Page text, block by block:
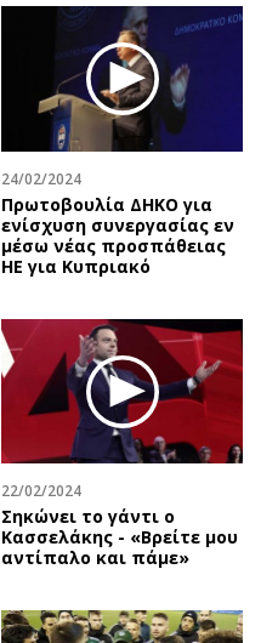
24/02/2024
Πρωτοβουλία ΔΗΚΟ για
ενίσχυση συνεργασίας εν
μέσω νέας προσπάθειας
ΗΕ για Κυπριακό
22/02/2024
Σηκώνει το γάντι ο
Κασσελάκης - «Βρείτε μου
αντίπαλο και πάμε»